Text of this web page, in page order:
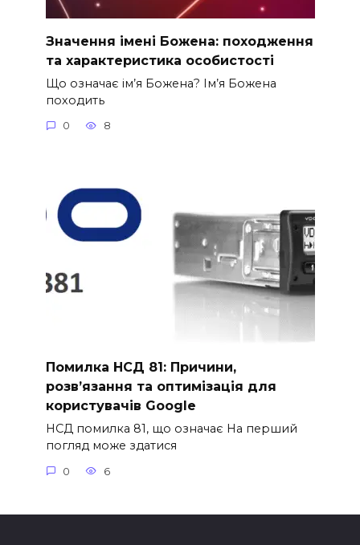
Значення імені Божена: походження
та характеристика особистості
Що означає ім’я Божена? Ім’я Божена
походить
0 8
Помилка НСД 81: Причини,
розв’язання та оптимізація для
користувачів Google
НСД помилка 81, що означає На перший
погляд може здатися
0 6